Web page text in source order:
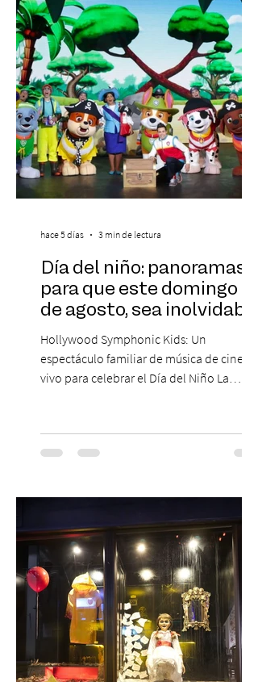
de Monos – Reflexiones de la Selva
Corporativa, del autor Mauricio Eduardo
Medina, ha trascendido el ámbito editorial
Día del niño: panoramas
para que este domingo 09
de agosto, sea inolvidable
Hollywood Symphonic Kids: Un
espectáculo familiar de música de cine en
vivo para celebrar el Día del Niño La
musical única e inolvidable con motivo del
Día del Niño. El espectáculo Hollywood
de todos los tiempos en un concierto en
sinfónica en pleno, coro y una
sorprendente puesta en escena pensada
especialmente pa
hace 5 días 3 min de lectura